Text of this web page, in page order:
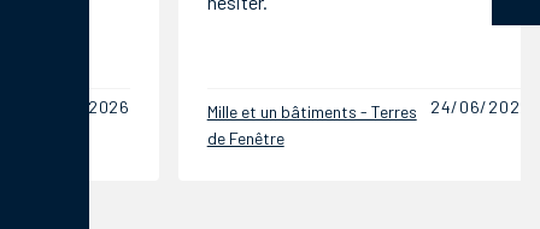
Mille et un bâtiments - Terres
24/06/2026
Mille et